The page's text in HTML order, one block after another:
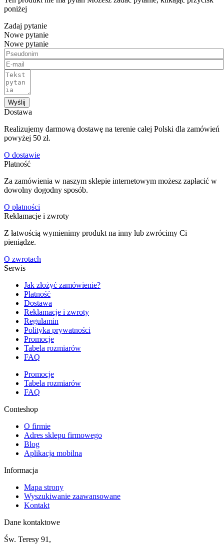
poniżej
Zadaj pytanie
Nowe pytanie
Nowe pytanie
Wyślij
Dostawa
Realizujemy darmową dostawę na terenie całej Polski dla zamówień
powyżej 50 zł.
O dostawie
Płatność
Za zamówienia w naszym sklepie internetowym możesz zapłacić w
dowolny dogodny sposób.
O płatności
Reklamacje i zwroty
Z łatwością wymienimy produkt na inny lub zwrócimy Ci
pieniądze.
O zwrotach
Serwis
Jak złożyć zamówienie?
Płatność
Dostawa
Reklamacje i zwroty
Regulamin
Polityka prywatności
Promocje
Tabela rozmiarów
FAQ
Promocje
Tabela rozmiarów
FAQ
Conteshop
O firmie
Adres sklepu firmowego
Blog
Aplikacja mobilna
Informacja
Mapa strony
Wyszukiwanie zaawansowane
Kontakt
Dane kontaktowe
Św. Teresy 91,